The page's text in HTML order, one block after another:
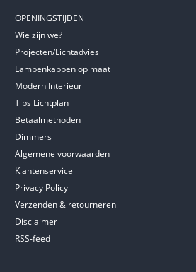
OPENINGSTIJDEN
Wie zijn we?
Projecten/Lichtadvies
Lampenkappen op maat
Modern Interieur
Tips Lichtplan
Betaalmethoden
Dimmers
Algemene voorwaarden
Klantenservice
Privacy Policy
Verzenden & retourneren
Disclaimer
RSS-feed